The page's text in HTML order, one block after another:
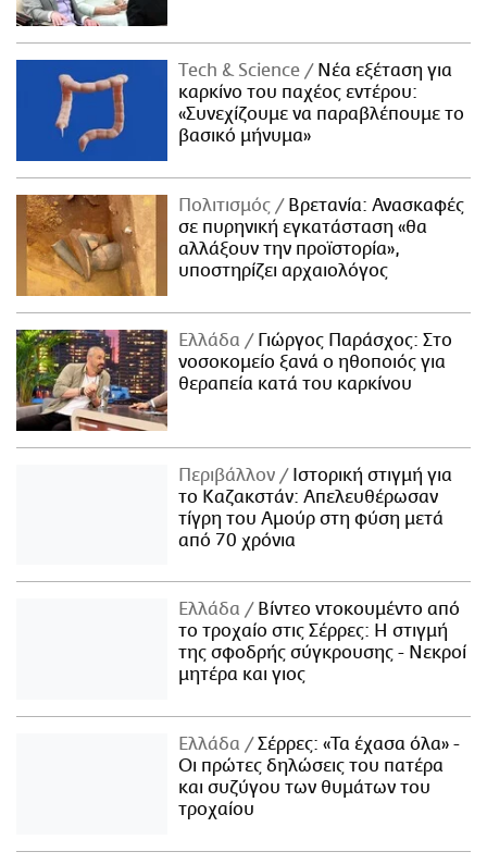
Τech & Science
Νέα εξέταση για
καρκίνο του παχέος εντέρου:
«Συνεχίζουμε να παραβλέπουμε το
βασικό μήνυμα»
Πολιτισμός
Βρετανία: Ανασκαφές
σε πυρηνική εγκατάσταση «θα
αλλάξουν την προϊστορία»,
υποστηρίζει αρχαιολόγος
Ελλάδα
Γιώργος Παράσχος: Στο
νοσοκομείο ξανά ο ηθοποιός για
θεραπεία κατά του καρκίνου
Περιβάλλον
Ιστορική στιγμή για
το Καζακστάν: Απελευθέρωσαν
τίγρη του Αμούρ στη φύση μετά
από 70 χρόνια
Ελλάδα
Βίντεο ντοκουμέντο από
το τροχαίο στις Σέρρες: Η στιγμή
της σφοδρής σύγκρουσης - Νεκροί
μητέρα και γιος
Ελλάδα
Σέρρες: «Τα έχασα όλα» -
Οι πρώτες δηλώσεις του πατέρα
και συζύγου των θυμάτων του
τροχαίου